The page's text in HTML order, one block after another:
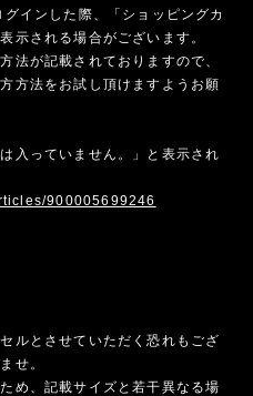
インした際、「ショッピングカ
示される場合がございます。
法が記載されておりますので、
方法をお試し頂けますようお願
入っていません。」と表示され
900005699246
ルとさせていただく恐れもござ
せ。
め、記載サイズと若干異なる場